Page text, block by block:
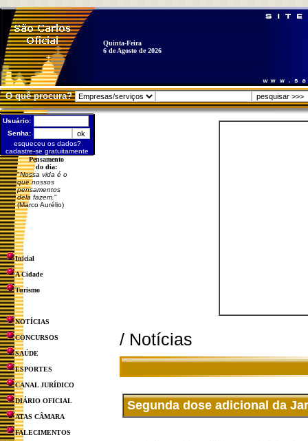
Quinta-Feira
6 de Agosto de 2026
O quê procura?
Usuário:
Senha:
esqueceu os dados?
cadastre-se gratuitamente
Pensamento
do dia:
"Nossa vida é o
que nossos
pensamentos
dela fazem. "
(Marco Aurélio)
Inicial
A Cidade
Turismo
NOTÍCIAS
CONCURSOS
SAÚDE
ESPORTES
CANAL JURÍDICO
DIÁRIO OFICIAL
ATAS CÂMARA
FALECIMENTOS
/ Notícias
Segunda dose adicional da